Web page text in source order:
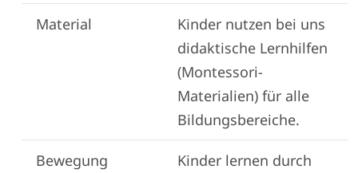
Material
Kinder nutzen bei uns
didaktische Lernhilfen
(Montessori-
Materialien) für alle
Bildungsbereiche.
Bewegung
Kinder lernen durch